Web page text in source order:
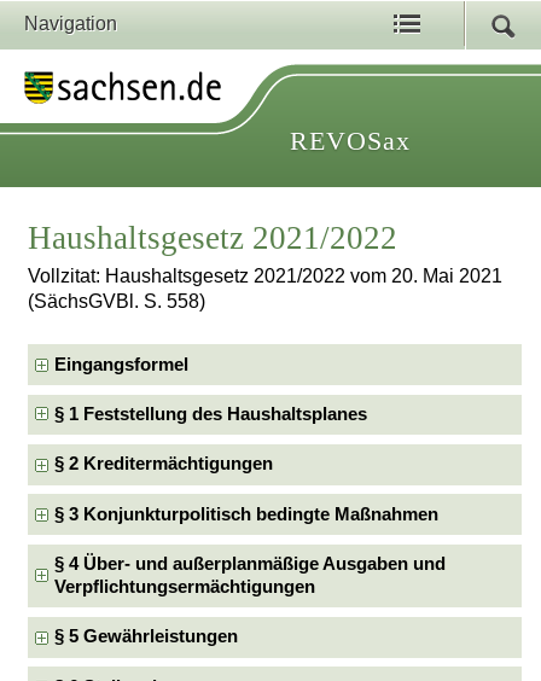
Navigation
REVOSax
Haushaltsgesetz 2021/2022
Vollzitat: Haushaltsgesetz 2021/2022 vom 20. Mai 2021
(SächsGVBl. S. 558)
Eingangsformel
§ 1 Feststellung des Haushaltsplanes
§ 2 Kreditermächtigungen
§ 3 Konjunkturpolitisch bedingte Maßnahmen
§ 4 Über- und außerplanmäßige Ausgaben und
Verpflichtungsermächtigungen
§ 5 Gewährleistungen